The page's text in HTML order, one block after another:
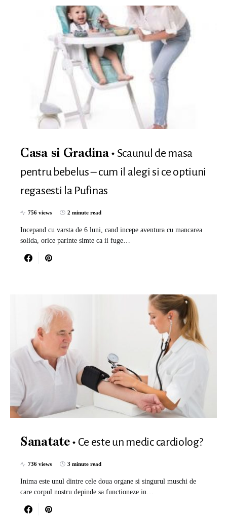
Casa si Gradina
Scaunul de masa
pentru bebelus – cum il alegi si ce optiuni
regasesti la Pufinas
756 views 2 minute read
Incepand cu varsta de 6 luni, cand incepe aventura cu mancarea
solida, orice parinte simte ca ii fuge…
Sanatate Ce este un medic cardiolog?
736 views 3 minute read
Inima este unul dintre cele doua organe si singurul muschi de
care corpul nostru depinde sa functioneze in…